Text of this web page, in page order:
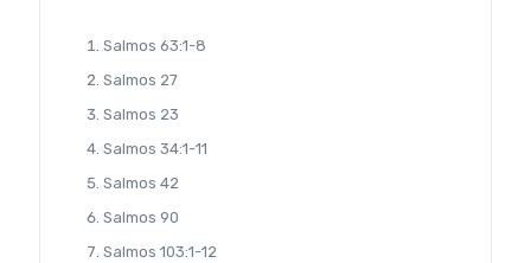
Salmos 63:1-8
Salmos 27
Salmos 23
Salmos 34:1-11
Salmos 42
Salmos 90
Salmos 103:1-12